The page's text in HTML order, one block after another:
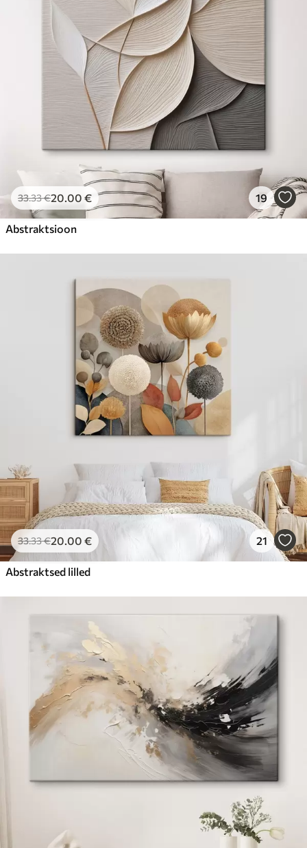
Hind Alates .00
33.33€20.00 € 19
Abstraktsioon
33.33€20.00 € 21
Abstraktsed lilled